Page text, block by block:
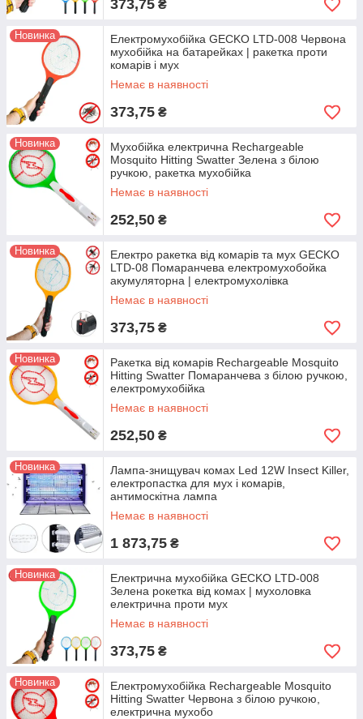
373,75 ₴
Новинка
Електромухобійка GECKO LTD-008 Червона
мухобійка на батарейках | ракетка проти
комарів і мух
Немає в наявності
373,75 ₴
Новинка
Мухобійка електрична Rechargeable
Mosquito Hitting Swatter Зелена з білою
ручкою, ракетка мухобійка
Немає в наявності
252,50 ₴
Новинка
Електро ракетка від комарів та мух GECKO
LTD-08 Помаранчева електромухобойка
акумуляторна | електромухолівка
Немає в наявності
373,75 ₴
Новинка
Ракетка від комарів Rechargeable Mosquito
Hitting Swatter Помаранчева з білою ручкою,
електромухобійка
Немає в наявності
252,50 ₴
Новинка
Лампа-знищувач комах Led 12W Insect Killer,
електропастка для мух і комарів,
антимоскітна лампа
Немає в наявності
1 873,75 ₴
Новинка
Електрична мухобійка GECKO LTD-008
Зелена рокетка від комах | мухоловка
електрична проти мух
Немає в наявності
373,75 ₴
Новинка
Електромухобійка Rechargeable Mosquito
Hitting Swatter Червона з білою ручкою,
електрична мухобо